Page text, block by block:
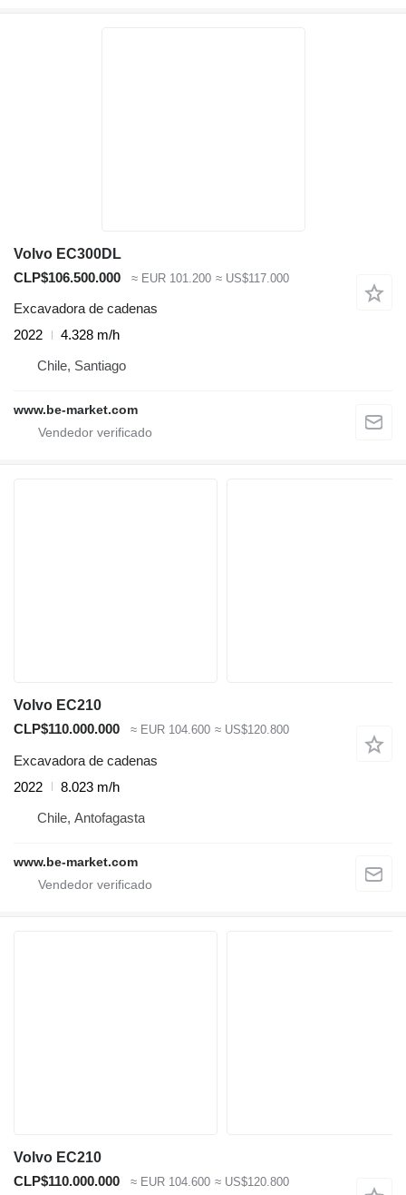
Volvo EC300DL
CLP$106.500.000
≈ EUR 101.200 ≈ US$117.000
Excavadora de cadenas
2022
4.328 m/h
Chile, Santiago
www.be-market.com
Volvo EC210
CLP$110.000.000
≈ EUR 104.600 ≈ US$120.800
Excavadora de cadenas
2022
8.023 m/h
Chile, Antofagasta
www.be-market.com
Volvo EC210
CLP$110.000.000
≈ EUR 104.600 ≈ US$120.800